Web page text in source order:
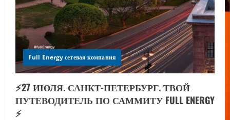
Full Energy сетевая компания
⚡️27 ИЮЛЯ. САНКТ-ПЕТЕРБУРГ. ТВОЙ
ПУТЕВОДИТЕЛЬ ПО САММИТУ FULL ENERGY
⚡️